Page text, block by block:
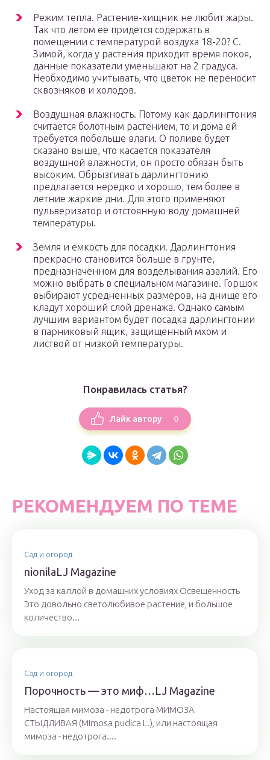
Режим тепла. Растение-хищник не любит жары.
Так что летом ее придется содержать в
помещении с температурой воздуха 18-20? С.
Зимой, когда у растения приходит время покоя,
данные показатели уменьшают на 2 градуса.
Необходимо учитывать, что цветок не переносит
сквозняков и холодов.
Воздушная влажность. Потому как дарлингтония
считается болотным растением, то и дома ей
требуется побольше влаги. О поливе будет
сказано выше, что касается показателя
воздушной влажности, он просто обязан быть
высоким. Обрызгивать дарлингтонию
предлагается нередко и хорошо, тем более в
летние жаркие дни. Для этого применяют
пульверизатор и отстоянную воду домашней
температуры.
Земля и емкость для посадки. Дарлингтония
прекрасно становится больше в грунте,
предназначенном для возделывания азалий. Его
можно выбрать в специальном магазине. Горшок
выбирают усредненных размеров, на днище его
кладут хороший слой дренажа. Однако самым
лучшим вариантом будет посадка дарлингтонии
в парниковый ящик, защищенный мхом и
листвой от низкой температуры.
Понравилась статья?
Лайк автору 0
РЕКОМЕНДУЕМ ПО ТЕМЕ
Сад и огород
nionilaLJ Magazine
Уход за каллой в домашних условиях Освещенность
Это довольно светолюбивое растение, и большое
количество...
Сад и огород
Порочность — это миф…LJ Magazine
Настоящая мимоза - недотрога МИМОЗА
СТЫДЛИВАЯ (Mimosa pudica L.), или настоящая
мимоза - недотрога....